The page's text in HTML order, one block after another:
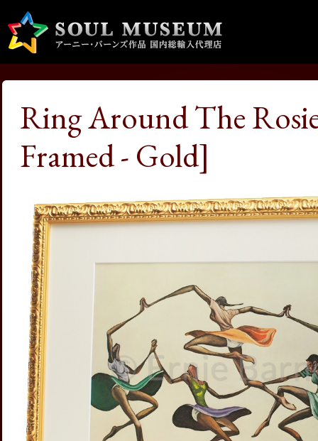
Ring Around The
Framed - Gold]